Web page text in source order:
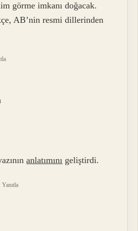
görme imkanı doğacak.
AB’nin resmi dillerinden
anlatımını geliştirdi.
Yanıtla